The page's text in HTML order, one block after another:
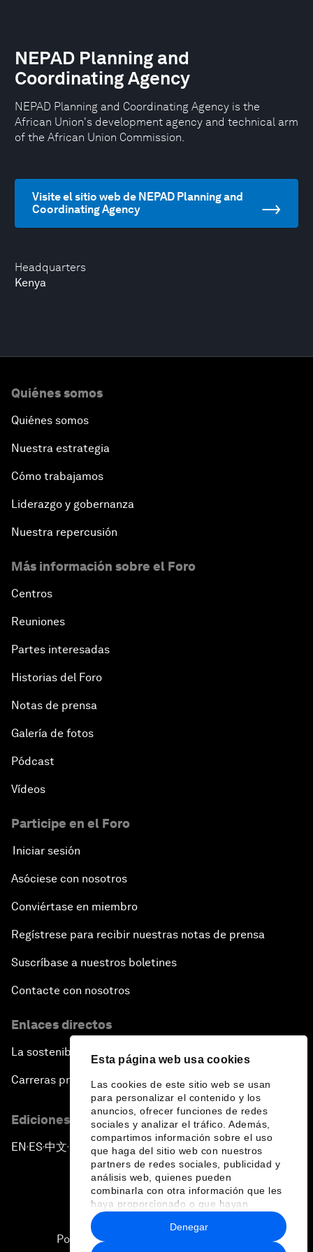
Esta página web usa cookies
Las cookies de este sitio web se usan
para personalizar el contenido y los
anuncios, ofrecer funciones de redes
sociales y analizar el tráfico. Además,
compartimos información sobre el uso
que haga del sitio web con nuestros
partners de redes sociales, publicidad y
análisis web, quienes pueden
combinarla con otra información que les
haya proporcionado o que hayan
recopilado a partir del uso que haya
hecho de sus servicios.
Denegar
Headquarters
Kenya
NEPAD Planning and
Coordinating Agency
NEPAD Planning and Coordinating Agency is the
African Union's development agency and technical arm
of the African Union Commission.
Visite el sitio web de NEPAD Planning and
Coordinating Agency
Quiénes somos
Quiénes somos
Nuestra estrategia
Cómo trabajamos
Liderazgo y gobernanza
Nuestra repercusión
Más información sobre el Foro
Centros
Reuniones
Partes interesadas
Historias del Foro
Notas de prensa
Galería de fotos
Pódcast
Vídeos
Participe en el Foro
Iniciar sesión
Asóciese con nosotros
Conviértase en miembro
Regístrese para recibir nuestras notas de prensa
Suscríbase a nuestros boletines
Contacte con nosotros
Enlaces directos
La sostenibilidad en el Foro
Carreras profesionales
Ediciones en otros idiomas
EN ▪ES▪中文▪ 日本語
Política de privacidad y normas de uso